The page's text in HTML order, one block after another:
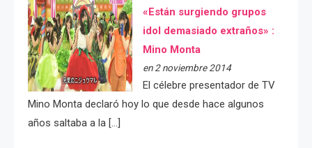
«Están surgiendo grupos
idol demasiado extraños» :
Mino Monta
en 2 noviembre 2014
El célebre presentador de TV
Mino Monta declaró hoy lo que desde hace algunos
años saltaba a la […]